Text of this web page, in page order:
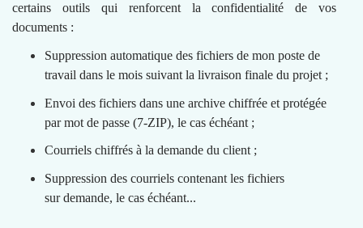
certains outils qui renforcent la confidentialité de vos
documents :
Suppression automatique des fichiers de mon poste de
travail dans le mois suivant la livraison finale du projet ;
Envoi des fichiers dans une archive chiffrée et protégée
par mot de passe (7-ZIP), le cas échéant ;
Courriels chiffrés à la demande du client ;
Suppression des courriels contenant les fichiers
sur demande, le cas échéant...